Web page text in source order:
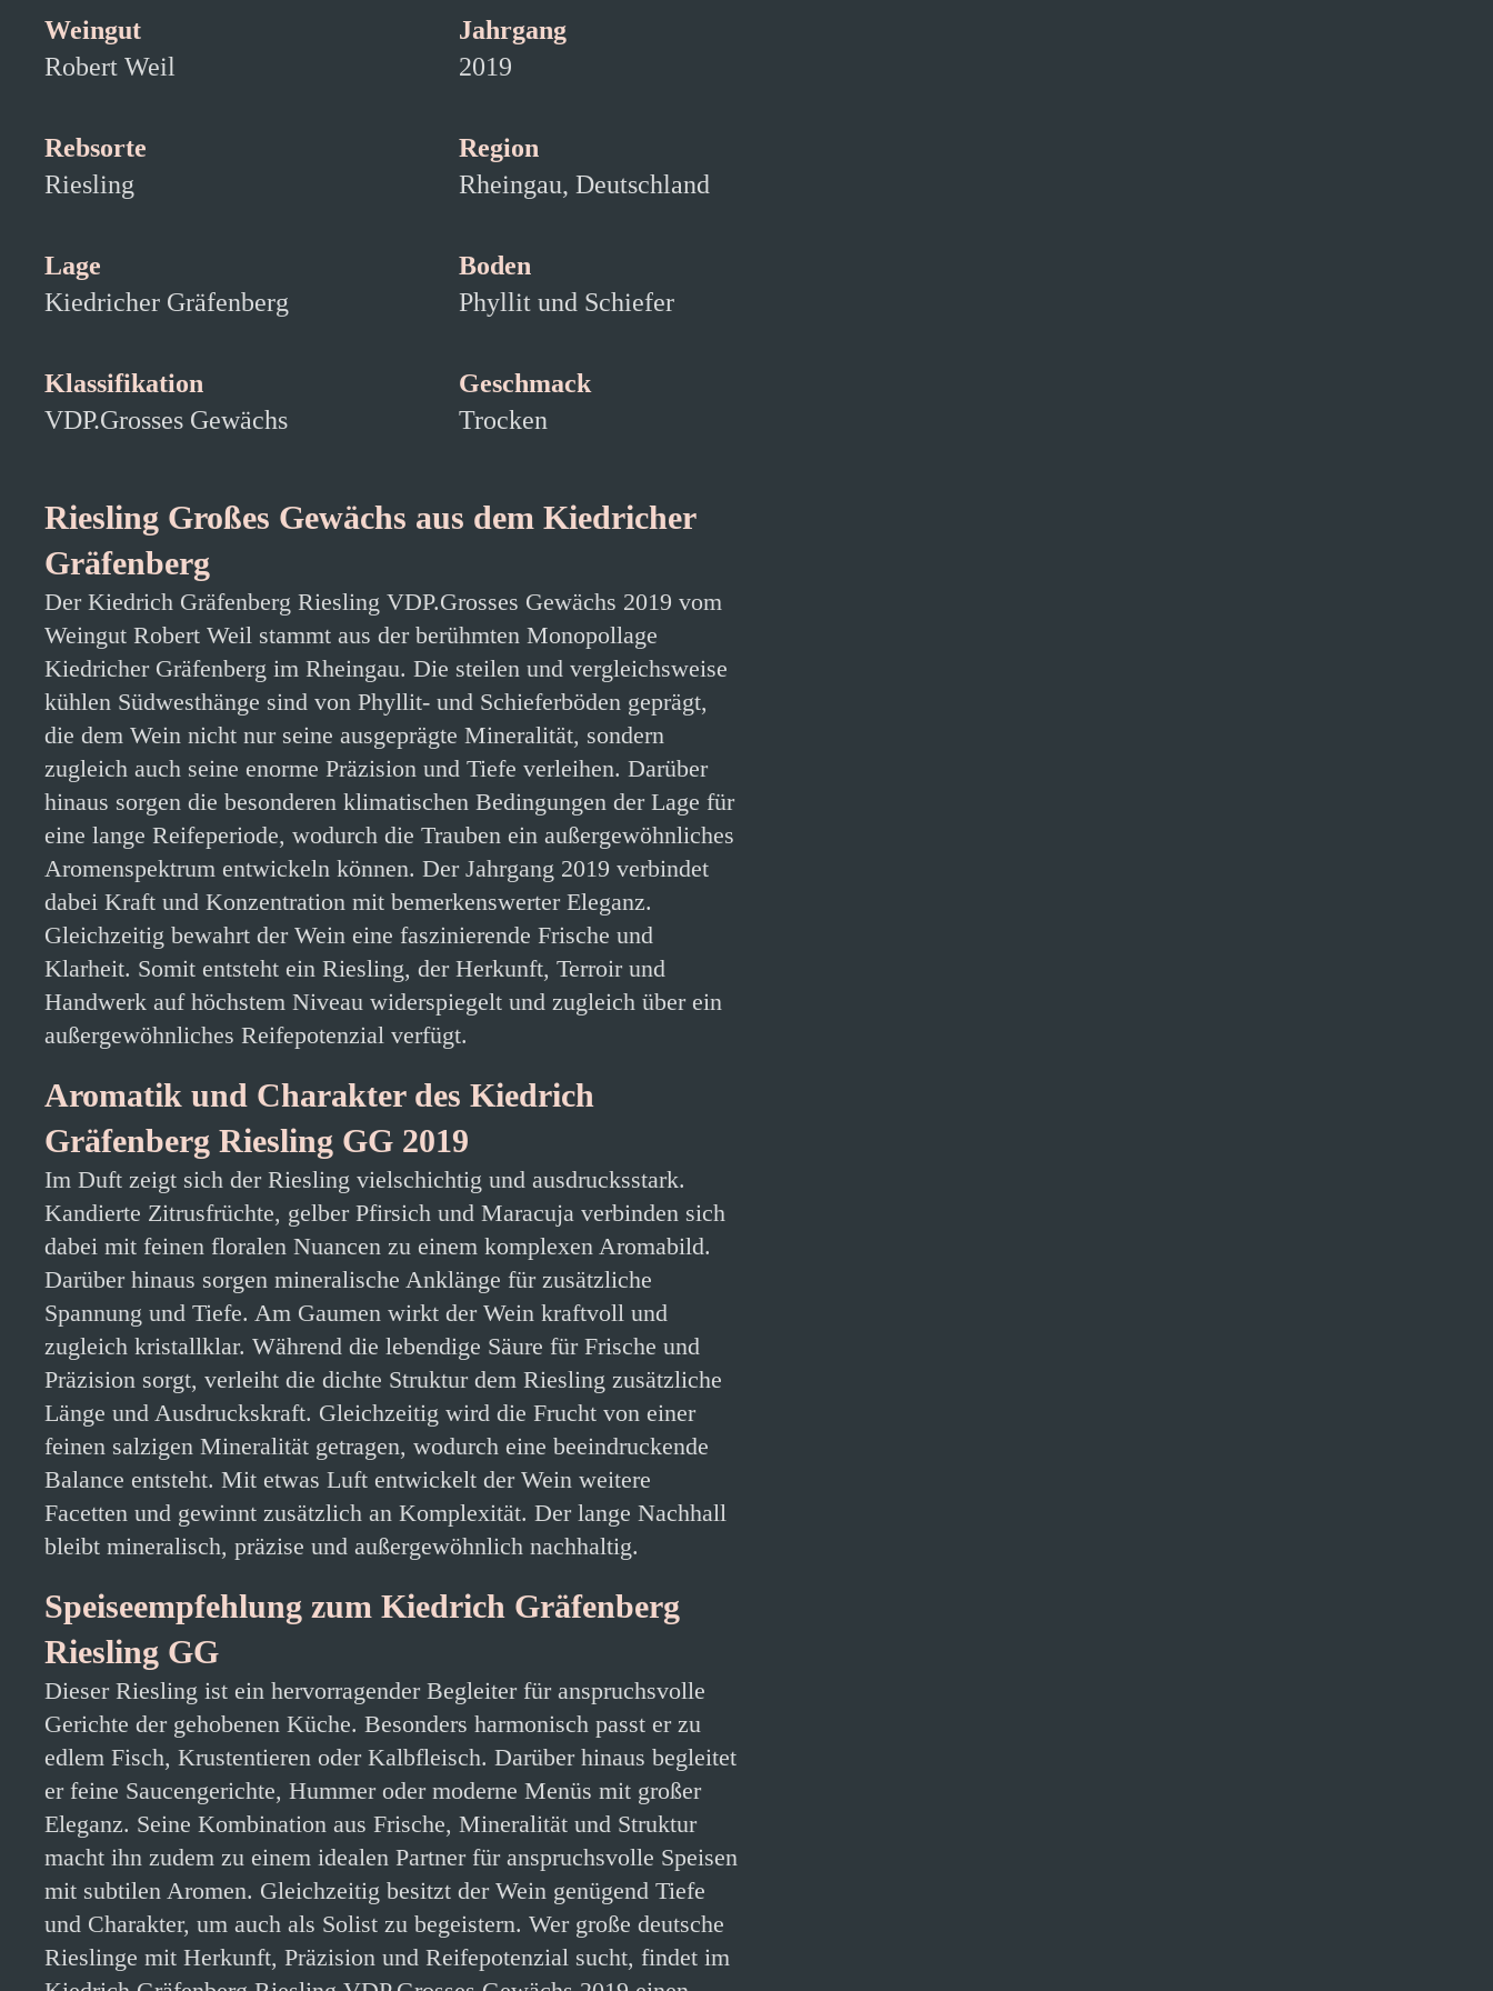
Weingut
Robert Weil
Jahrgang
2019
Rebsorte
Riesling
Region
Rheingau, Deutschland
Lage
Kiedricher Gräfenberg
Boden
Phyllit und Schiefer
Klassifikation
VDP.Grosses Gewächs
Geschmack
Trocken
Riesling Großes Gewächs aus dem Kiedricher
Gräfenberg
Der Kiedrich Gräfenberg Riesling VDP.Grosses Gewächs 2019 vom
Weingut Robert Weil stammt aus der berühmten Monopollage
Kiedricher Gräfenberg im Rheingau. Die steilen und vergleichsweise
kühlen Südwesthänge sind von Phyllit- und Schieferböden geprägt,
die dem Wein nicht nur seine ausgeprägte Mineralität, sondern
zugleich auch seine enorme Präzision und Tiefe verleihen. Darüber
hinaus sorgen die besonderen klimatischen Bedingungen der Lage für
eine lange Reifeperiode, wodurch die Trauben ein außergewöhnliches
Aromenspektrum entwickeln können. Der Jahrgang 2019 verbindet
dabei Kraft und Konzentration mit bemerkenswerter Eleganz.
Gleichzeitig bewahrt der Wein eine faszinierende Frische und
Klarheit. Somit entsteht ein Riesling, der Herkunft, Terroir und
Handwerk auf höchstem Niveau widerspiegelt und zugleich über ein
außergewöhnliches Reifepotenzial verfügt.
Aromatik und Charakter des Kiedrich
Gräfenberg Riesling GG 2019
Im Duft zeigt sich der Riesling vielschichtig und ausdrucksstark.
Kandierte Zitrusfrüchte, gelber Pfirsich und Maracuja verbinden sich
dabei mit feinen floralen Nuancen zu einem komplexen Aromabild.
Darüber hinaus sorgen mineralische Anklänge für zusätzliche
Spannung und Tiefe. Am Gaumen wirkt der Wein kraftvoll und
zugleich kristallklar. Während die lebendige Säure für Frische und
Präzision sorgt, verleiht die dichte Struktur dem Riesling zusätzliche
Länge und Ausdruckskraft. Gleichzeitig wird die Frucht von einer
feinen salzigen Mineralität getragen, wodurch eine beeindruckende
Balance entsteht. Mit etwas Luft entwickelt der Wein weitere
Facetten und gewinnt zusätzlich an Komplexität. Der lange Nachhall
bleibt mineralisch, präzise und außergewöhnlich nachhaltig.
Speiseempfehlung zum Kiedrich Gräfenberg
Riesling GG
Dieser Riesling ist ein hervorragender Begleiter für anspruchsvolle
Gerichte der gehobenen Küche. Besonders harmonisch passt er zu
edlem Fisch, Krustentieren oder Kalbfleisch. Darüber hinaus begleitet
er feine Saucengerichte, Hummer oder moderne Menüs mit großer
Eleganz. Seine Kombination aus Frische, Mineralität und Struktur
macht ihn zudem zu einem idealen Partner für anspruchsvolle Speisen
mit subtilen Aromen. Gleichzeitig besitzt der Wein genügend Tiefe
und Charakter, um auch als Solist zu begeistern. Wer große deutsche
Rieslinge mit Herkunft, Präzision und Reifepotenzial sucht, findet im